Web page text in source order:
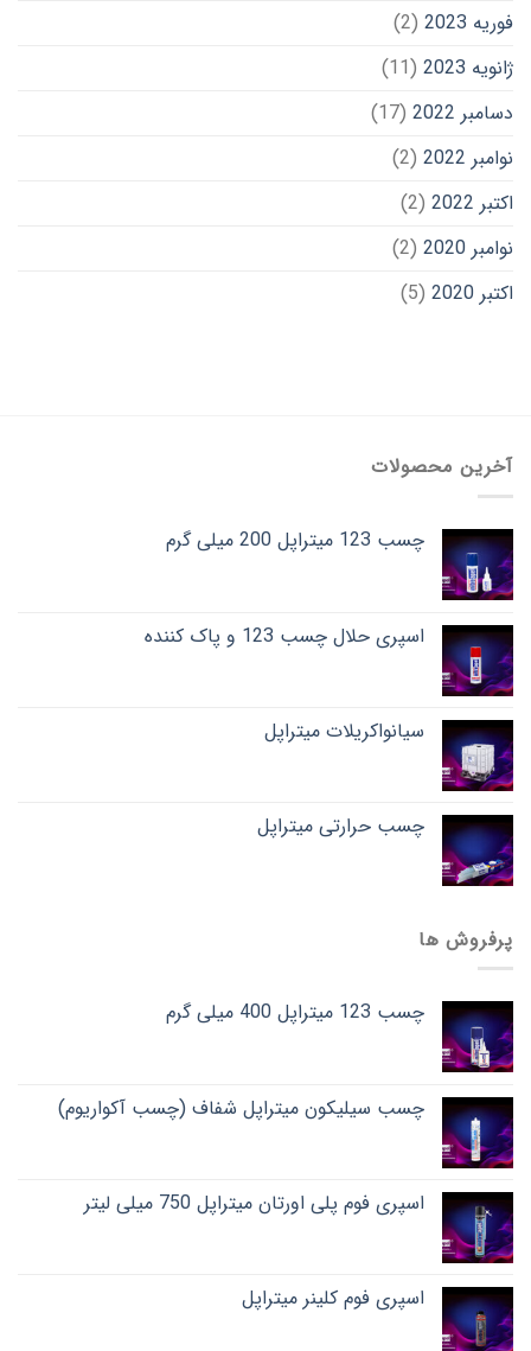
فوریه 2023
(2)
ژانویه 2023
(11)
دسامبر 2022
(17)
نوامبر 2022
(2)
اکتبر 2022
(2)
نوامبر 2020
(2)
اکتبر 2020
(5)
آخرین محصولات
چسب 123 میتراپل 200 میلی گرم
اسپری حلال چسب 123 و پاک کننده
سیانواکریلات میتراپل
چسب حرارتی میتراپل
پرفروش ها
چسب 123 میتراپل 400 میلی گرم
چسب سیلیکون میتراپل شفاف (چسب آکواریوم)
اسپری فوم پلی اورتان میتراپل 750 میلی لیتر
اسپری فوم کلینر میتراپل